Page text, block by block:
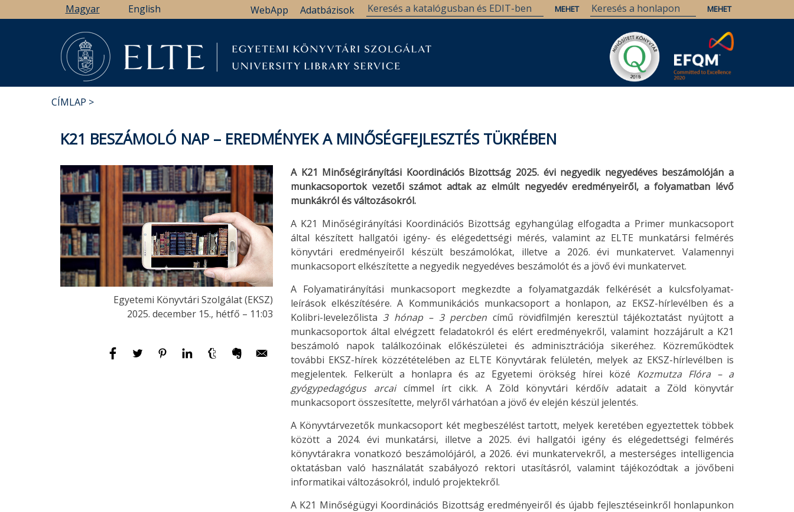
a
Magyar English Adatbázisok
WebApp
CÍMLAP
K21 BESZÁMOLÓ NAP – EREDMÉNYEK A MINŐSÉGFEJLESZTÉS TÜKRÉBEN
Egyetemi Könyvtári Szolgálat (EKSZ)
2025. december 15., hétfő – 11:03
A K21 Minőségirányítási Koordinációs Bizottság 2025. évi negyedik negyedéves beszámolóján a
munkacsoportok vezetői számot adtak az elmúlt negyedév eredményeiről, a folyamatban lévő
munkákról és változásokról.
A K21 Minőségirányítási Koordinációs Bizottság egyhangúlag elfogadta a Primer munkacsoport
által készített hallgatói igény- és elégedettségi mérés, valamint az ELTE munkatársi felmérés
könyvtári eredményeiről készült beszámolókat, illetve a 2026. évi munkatervet. Valamennyi
munkacsoport elkészítette a negyedik negyedéves beszámolót és a jövő évi munkatervet.
A Folyamatirányítási munkacsoport megkezdte a folyamatgazdák felkérését a kulcsfolyamat-
leírások elkészítésére. A Kommunikációs munkacsoport a honlapon, az EKSZ-hírlevélben és a
Kolibri-levelezőlista 3 hónap – 3 percben című rövidfilmjén keresztül tájékoztatást nyújtott a
munkacsoportok által elvégzett feladatokról és elért eredményekről, valamint hozzájárult a K21
beszámoló napok találkozóinak előkészületei és adminisztrációja sikeréhez. Közreműködtek
további EKSZ-hírek közzétételében az ELTE Könyvtárak felületén, melyek az EKSZ-hírlevélben is
megjelentek. Felkerült a honlapra és az Egyetemi örökség hírei közé Kozmutza Flóra – a
gyógypedagógus arcaicímmel írt cikk. A Zöld könyvtári kérdőív adatait a Zöld könyvtár
munkacsoport összesítette, melyről várhatóan a jövő év elején készül jelentés.
A Könyvtárvezetők munkacsoport két megbeszélést tartott, melyek keretében egyeztettek többek
között a 2024. évi munkatársi, illetve a 2025. évi hallgatói igény és elégedettségi felmérés
könyvtárakra vonatkozó beszámolójáról, a 2026. évi munkatervekről, a mesterséges intelligencia
oktatásban való használatát szabályozó rektori utasításról, valamint tájékozódtak a jövőbeni
informatikai változásokról, induló projektekről.
A K21 Minőségügyi Koordinációs Bizottság eredményeiről és újabb fejlesztéseinkről honlapunkon